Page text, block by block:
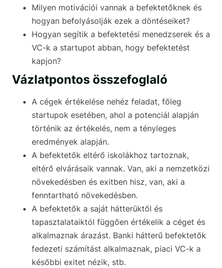
Milyen motivációi vannak a befektetőknek és
hogyan befolyásolják ezek a döntéseiket?
Hogyan segítik a befektetési menedzserek és a
VC-k a startupot abban, hogy befektetést
kapjon?
Vázlatpontos összefoglaló
A cégek értékelése nehéz feladat, főleg
startupok esetében, ahol a potenciál alapján
történik az értékelés, nem a tényleges
eredmények alapján.
A befektetők eltérő iskolákhoz tartoznak,
eltérő elvárásaik vannak. Van, aki a nemzetközi
növekedésben és exitben hisz, van, aki a
fenntartható növekedésben.
A befektetők a saját hátterüktől és
tapasztalataiktól függően értékelik a céget és
alkalmaznak árazást. Banki hátterű befektetők
fedezeti számítást alkalmaznak, piaci VC-k a
későbbi exitet nézik, stb.